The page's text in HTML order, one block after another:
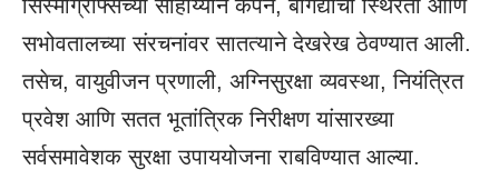
सिस्मोग्राफ्सच्या साहाय्याने कंपने, बोगद्याची स्थिरता आणि
सभोवतालच्या संरचनांवर सातत्याने देखरेख ठेवण्यात आली.
तसेच, वायुवीजन प्रणाली, अग्निसुरक्षा व्यवस्था, नियंत्रित
प्रवेश आणि सतत भूतांत्रिक निरीक्षण यांसारख्या
सर्वसमावेशक सुरक्षा उपाययोजना राबविण्यात आल्या.